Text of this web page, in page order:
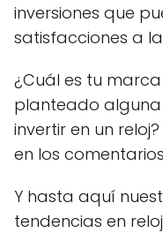
inversiones que
satisfacciones a
¿Cuál es tu
planteado
invertir en un
en los
Y hasta aquí
tendencias en